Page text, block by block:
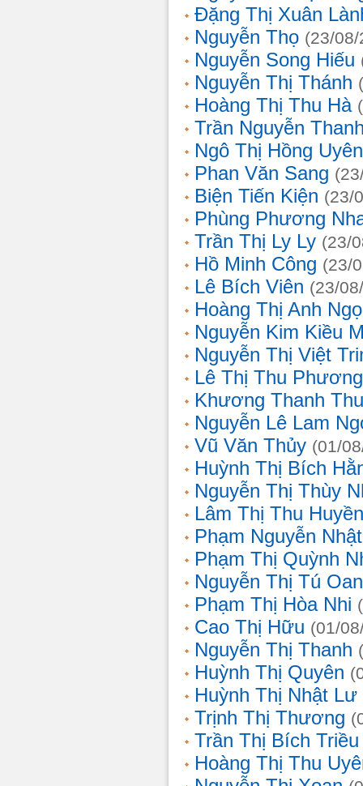
Đặng Thị Xuân
Nguyễn Thọ (23/
Nguyễn Song Hiếu
Nguyễn Thị Thánh
Hoàng Thị Thu Hà
Trần Nguyễn
Ngô Thị Hồng Uyên
Phan Văn Sang
Biện Tiến Kiện (23/
Phùng Phương
Trần Thị Ly Ly (23/
Hồ Minh Công (23/
Lê Bích Viên (23/
Hoàng Thị Anh
Nguyễn Kim Kiều
Nguyễn Thị Việt
Lê Thị Thu Phương
Khương Thanh
Nguyễn Lê Lam
Vũ Văn Thủy (01/
Huỳnh Thị Bích
Nguyễn Thị Thùy
Lâm Thị Thu Huyền
Phạm Nguyễn
Phạm Thị Quỳnh
Nguyễn Thị Tú
Phạm Thị Hòa Nhi
Cao Thị Hữu (01/
Nguyễn Thị Thanh
Huỳnh Thị Quyên
Huỳnh Thị Nhật Lư
Trịnh Thị Thương
Trần Thị Bích Triều
Hoàng Thị Thu